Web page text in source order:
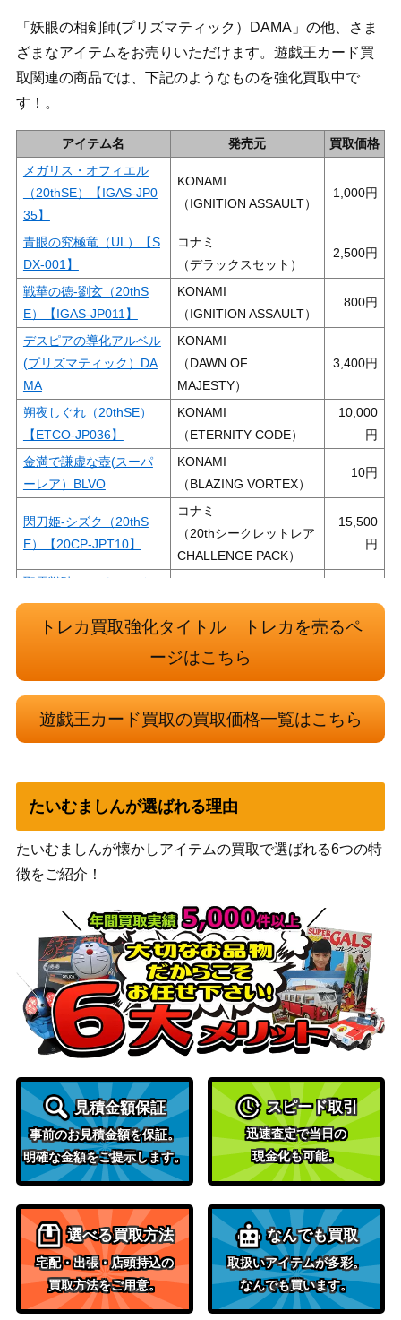
「妖眼の相剣師(プリズマティック）DAMA」の他、さま
ざまなアイテムをお売りいただけます。遊戯王カード買
取関連の商品では、下記のようなものを強化買取中で
す！。
アイテム名 発売元
買取価格
メガリス・オフィエル
（20thSE）【IGAS-JP0
35】
KONAMI
（IGNITION ASSAULT）
1,000
青眼の究極竜（UL）【S
DX-001】
コナミ
（デラックスセット）
2,500
戦華の徳-劉玄（20thS
E）【IGAS-JP011】
KONAMI
（IGNITION ASSAULT）
800
デスピアの導化アルベル
(プリズマティック）DA
MA
KONAMI
（DAWN OF
MAJESTY）
3,400
朔夜しぐれ（20thSE）
【ETCO-JP036】
KONAMI
（ETERNITY CODE）
10,000
金満で謙虚な壺(スーパ
ーレア）BLVO
KONAMI
（BLAZING VORTEX）
10
閃刀姫-シズク（20thS
E）【20CP-JPT10】
コナミ
（20thシークレットレア
CHALLENGE PACK）
15,500
聖霊獣騎 カンナホーク
（QCSE/25th）【TW01-
JP138】
5,800
大天使ゼラート（UL）
コナミ
E）【ETCO-JP061】
（ETERNITY CODE）
1,100
天罰（レリーフ）【RDS
-JP050】
コナミ
ィニー）
鉄獣戦線 凶鳥のシュラ
ク）PHRA
（PHANTOM RAGE）
遊戯王 D-HERO ドミネ
イトガイ（20thｼｰｸﾚｯﾄ）
DANE
KONAMI 1,700
クラリアの蟲惑魔(プリ
ズマティック）LIOV
KONAMI
（LIGHTNING
3,500
白の聖女エクレシア（Q
CSE/25th）【CF01-JPS
02】
コナミ
（COMPLETE FILE－白
3,000
暗黒騎士ガイア(初期)
（遊戯王OCG）
4,700
灰燼竜バスタード(プリ
ズマティック）ROTD
KONAMI
（RISE OF THE
DUELIST）
1,100
無限泡影（QCSE/25th）
【RC04-JP076】
コナミ
（RARITY
6,000
トレカ買取強化タイトル トレカを売るペ
ージはこちら
遊戯王カード買取の買取価格一覧はこちら
たいむましんが選ばれる理由
たいむましんが懐かしアイテムの買取で選ばれる6つの特
徴をご紹介！
見積金額保証
事前のお見積金額を保証。
明確な金額をご提示します。
スピード取引
迅速査定で当日の
現金化も可能。
選べる買取方法
宅配・出張・店頭持込の
買取方法をご用意。
なんでも買取
取扱いアイテムが多彩。
なんでも買います。